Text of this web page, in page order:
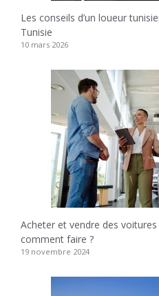
Les conseils d’un loueur
Tunisie
10 mars 2026
Acheter et vendre des voitures
comment faire ?
19 novembre 2024